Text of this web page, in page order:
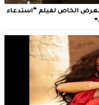
الخاص لفيلم “استدعاء